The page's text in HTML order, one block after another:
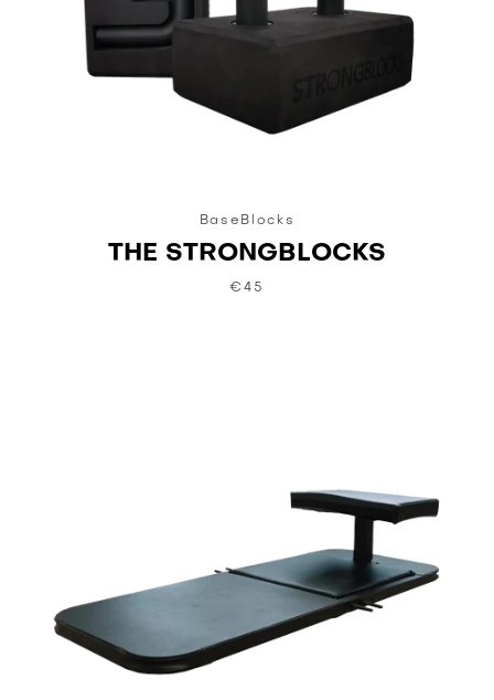
BaseBlocks
THE STRONGBLOCKS
€45